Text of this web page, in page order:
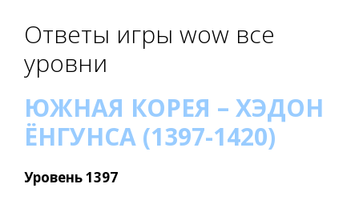
Ответы игры wow все
уровни
ЮЖНАЯ КОРЕЯ – ХЭДОН
ЁНГУНСА (1397-1420)
Уровень 1397